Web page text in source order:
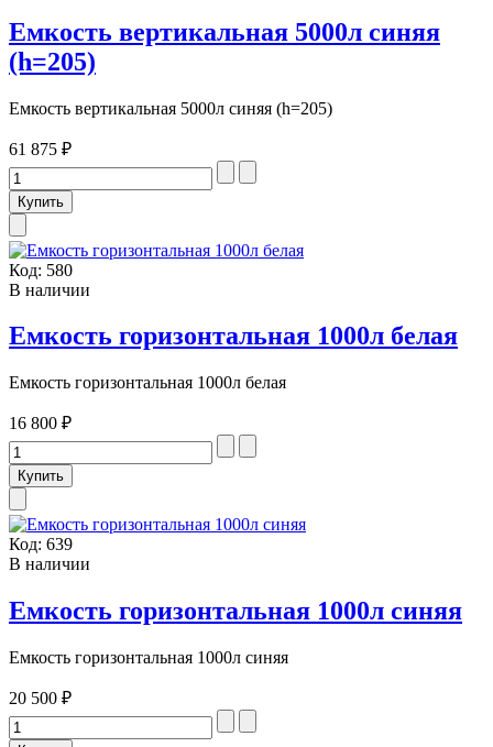
Емкость вертикальная 5000л синяя
(h=205)
Емкость вертикальная 5000л синяя (h=205)
61 875 ₽
Код: 580
В наличии
Емкость горизонтальная 1000л белая
Емкость горизонтальная 1000л белая
16 800 ₽
Код: 639
В наличии
Емкость горизонтальная 1000л синяя
Емкость горизонтальная 1000л синяя
20 500 ₽